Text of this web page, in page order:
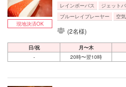
レインボーバス ジェット
ブルーレイプレーヤー
空
(2名様)
現地決済OK
日/祝 月〜木
-
20時〜翌10時